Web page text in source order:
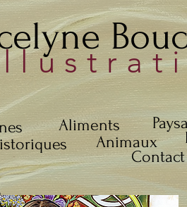
Aliments
Animaux
Contact